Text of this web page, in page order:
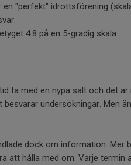
en "perfekt" idrottsförening
4.8 på en 5-gradig skala.
ta med en nypa salt och det är
undersökningar. Men
dock om information. Mer
att hålla med om. Varje termin